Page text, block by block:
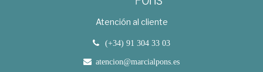
Atención al cliente
(+34) 91 304 33 03
atencion@marcialpons.es